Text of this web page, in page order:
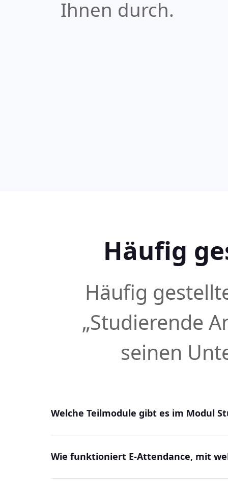
Ihnen durch.
Häufig
Häufig
„Studierende
seinen
Welche Teilmodule gibt es im Modul
Wie funktioniert E-Attendance, mit